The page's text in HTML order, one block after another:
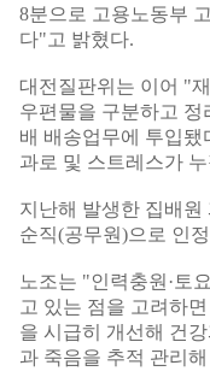
8분으로 고용노동부
다"고 밝혔다.
대전질판위는 이어 "
우편물을 구분하고 정
배 배송업무에 투입
과로 및 스트레스가
지난해 발생한 집배원
순직(공무원)으로 인
노조는 "인력충원·토
고 있는 점을 고려하
을 시급히 개선해 건
과 죽음을 추적 관리